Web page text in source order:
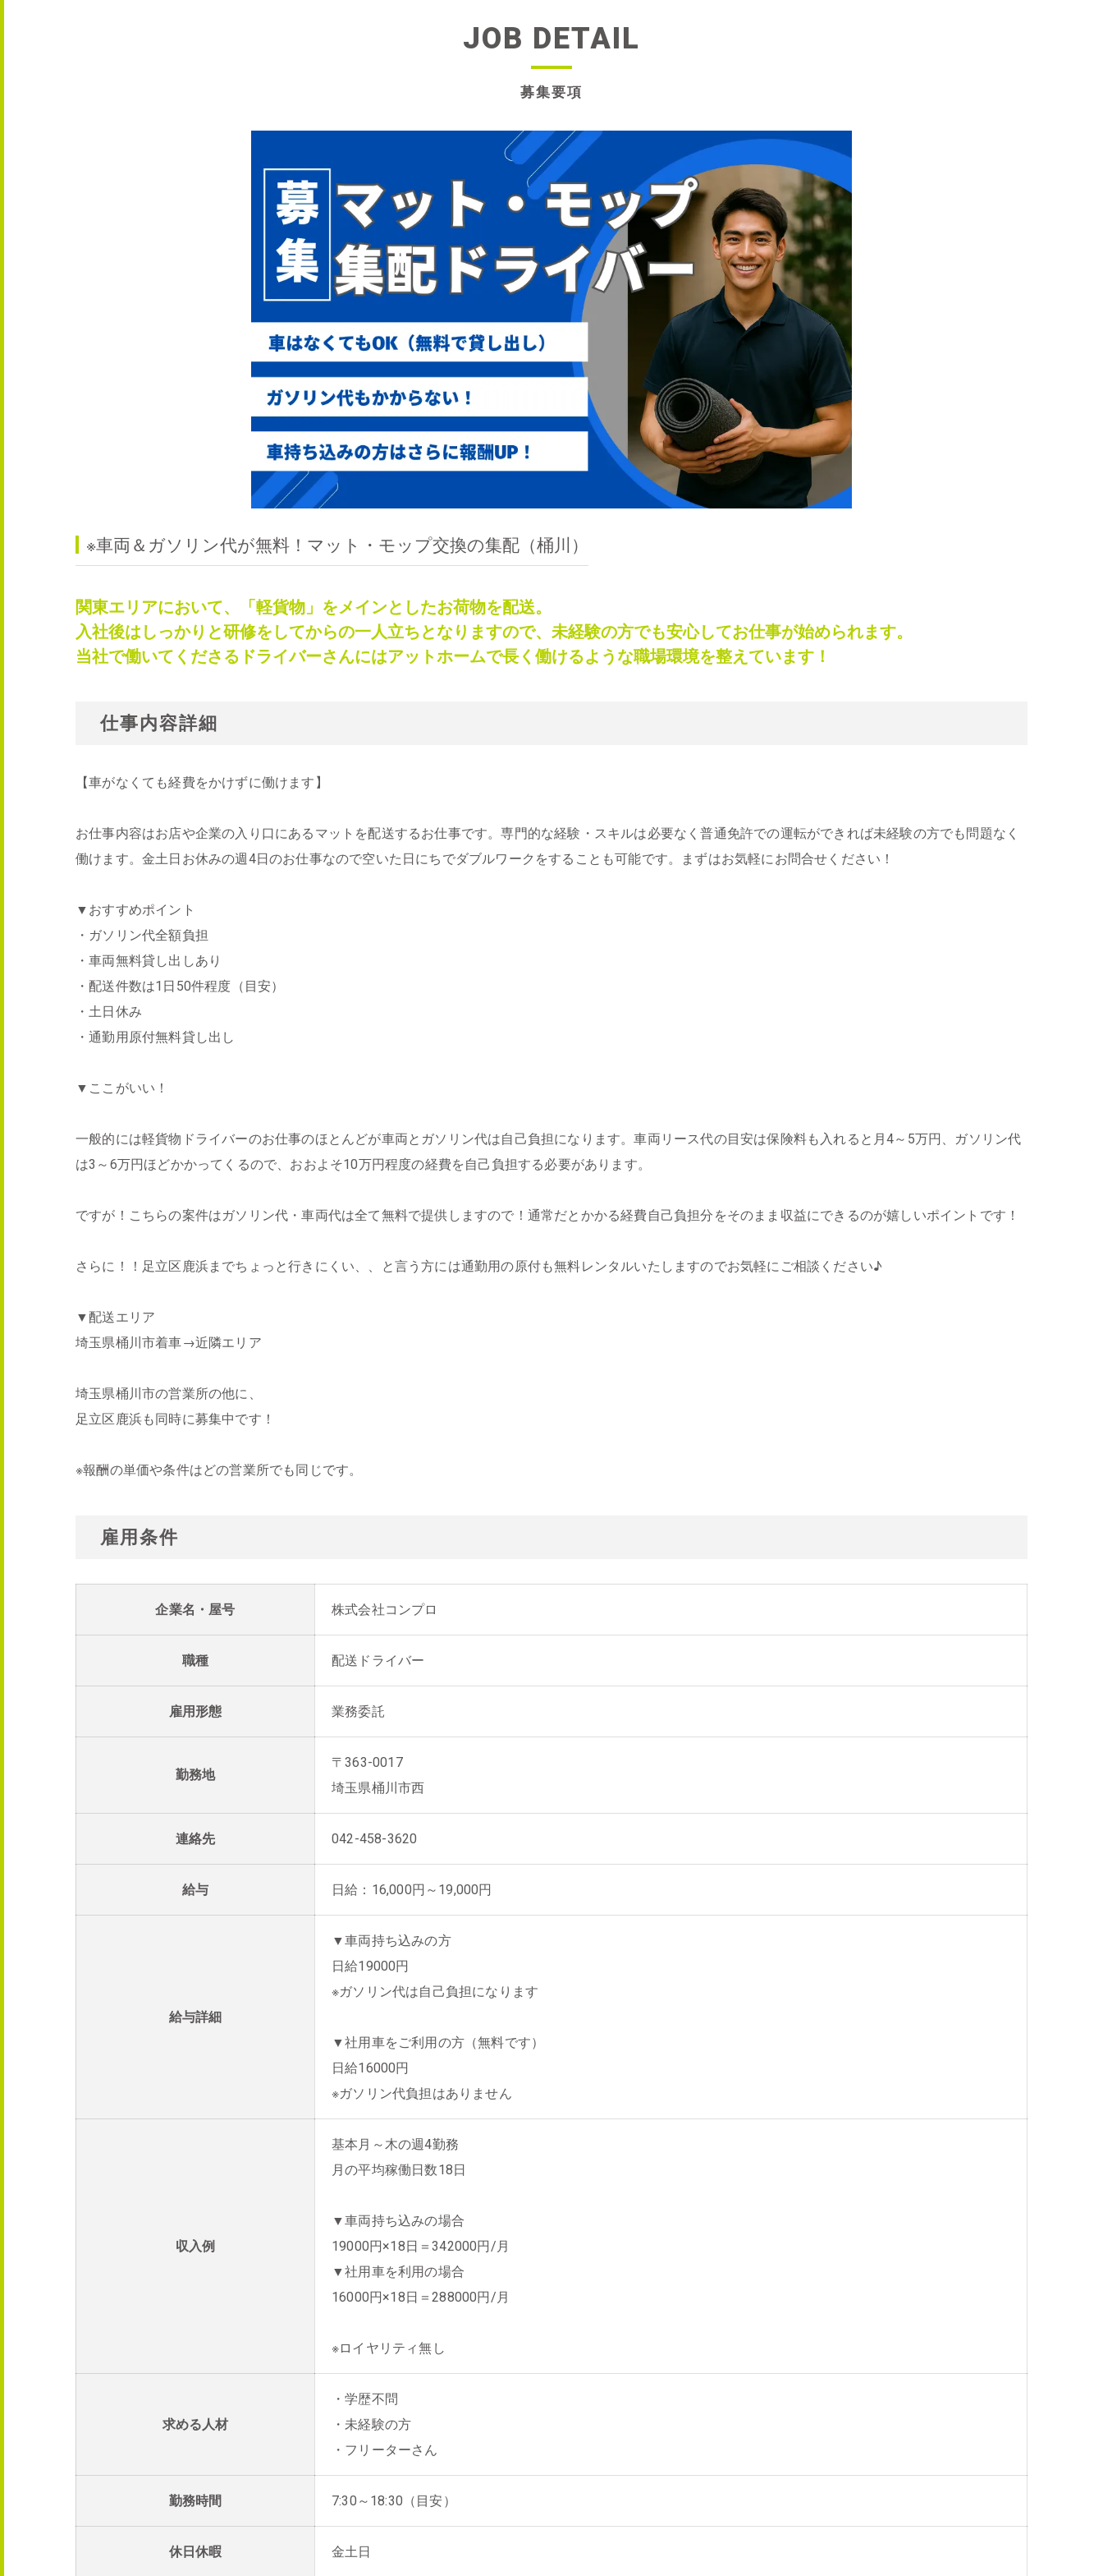
募集要項
JOB DETAIL
※車両＆ガソリン代が無料！マット・モップ交換の集配（桶川）
関東エリアにおいて、「軽貨物」をメインとしたお荷物を配送。
入社後はしっかりと研修をしてからの一人立ちとなりますので、未経験の方でも安心してお仕事が始められます。
当社で働いてくださるドライバーさんにはアットホームで長く働けるような職場環境を整えています！
仕事内容詳細
【車がなくても経費をかけずに働けます】
お仕事内容はお店や企業の入り口にあるマットを配送するお仕事です。専門的な経験・スキルは必要なく普通免許での運転ができれば未経験の方でも問題なく
働けます。金土日お休みの週4日のお仕事なので空いた日にちでダブルワークをすることも可能です。まずはお気軽にお問合せください！
▼おすすめポイント
・ガソリン代全額負担
・車両無料貸し出しあり
・配送件数は1日50件程度（目安）
・土日休み
・通勤用原付無料貸し出し
▼ここがいい！
一般的には軽貨物ドライバーのお仕事のほとんどが車両とガソリン代は自己負担になります。車両リース代の目安は保険料も入れると月4～5万円、ガソリン代
は3～6万円ほどかかってくるので、おおよそ10万円程度の経費を自己負担する必要があります。
ですが！こちらの案件はガソリン代・車両代は全て無料で提供しますので！通常だとかかる経費自己負担分をそのまま収益にできるのが嬉しいポイントです！
さらに！！足立区鹿浜までちょっと行きにくい、、と言う方には通勤用の原付も無料レンタルいたしますのでお気軽にご相談ください♪
▼配送エリア
埼玉県桶川市着車→近隣エリア
埼玉県桶川市の営業所の他に、
足立区鹿浜も同時に募集中です！
※報酬の単価や条件はどの営業所でも同じです。
雇用条件
企業名・屋号 株式会社コンプロ
職種 配送ドライバー
雇用形態 業務委託
勤務地
〒363-0017
埼玉県桶川市西
連絡先 042-458-3620
給与 日給：16,000円～19,000円
給与詳細
▼車両持ち込みの方
日給19000円
※ガソリン代は自己負担になります
▼社用車をご利用の方（無料です）
日給16000円
※ガソリン代負担はありません
収入例
基本月～木の週4勤務
月の平均稼働日数18日
▼車両持ち込みの場合
19000円×18日＝342000円/月
▼社用車を利用の場合
16000円×18日＝288000円/月
※ロイヤリティ無し
求める人材
・学歴不問
・未経験の方
・フリーターさん
勤務時間 7:30～18:30（目安）
休日休暇 金土日